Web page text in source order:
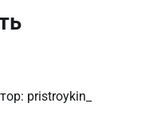
pristroykin_